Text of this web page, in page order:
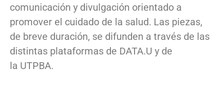
comunicación y divulgación orientado a
promover el cuidado de la salud. Las piezas,
de breve duración, se difunden a través de las
distintas plataformas de DATA.U y de
la UTPBA.